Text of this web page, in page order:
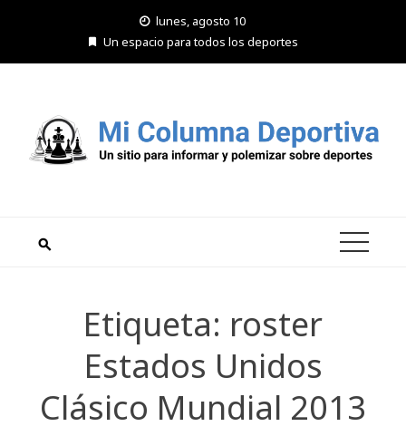
lunes, agosto 10
Un espacio para todos los deportes
Etiqueta: roster
Estados Unidos
Clásico Mundial 2013